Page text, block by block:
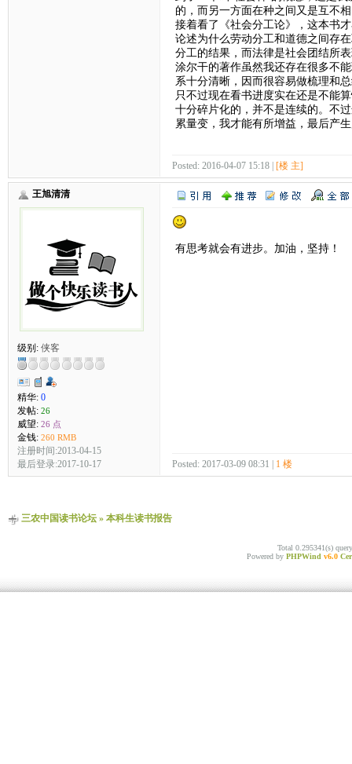
的，而另一方面在种之间又是互不
接着看了《社会分工论》，这本书
论述为什么劳动分工和道德之间存
分工的结果，而法律是社会团结所
涂尔干的著作虽然我还存在很多不
系十分清晰，因而很容易做梳理和
只不过现在看书进度实在还是不能
十分碎片化的，并不是连续的。不
累量变，我才能有所增益，最后产
Posted: 2016-04-07 15:18 | [楼 主]
王旭清清
级别: 侠客
精华: 0
发帖: 26
威望: 26 点
金钱: 260 RMB
注册时间:2013-04-15
最后登录:2017-10-17
有思考就会有进步。加油，坚持！
Posted: 2017-03-09 08:31 | 1 楼
三农中国读书论坛» 本科生读书报告
Total 0.295341(s)
Powered by PHPWind v6.0